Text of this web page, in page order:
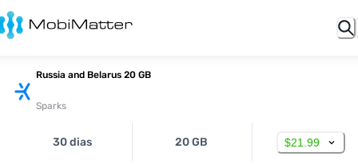
Russia and Belarus 20 GB
Sparks
30 dias 20 GB $21.99